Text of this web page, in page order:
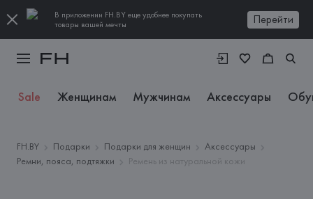
В приложении FH.BY еще удобнее покупать
товары вашей мечты
Перейти
Sale Женщинам Мужчинам Аксессуары
FH.BY Подарки Подарки для женщин
Аксессуары
Ремни, пояса, подтяжки
Ремень из натуральной кожи